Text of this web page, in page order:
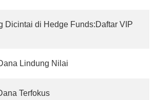
Dicintai di Hedge Funds:Daftar VIP
Lindung Nilai
Terfokus